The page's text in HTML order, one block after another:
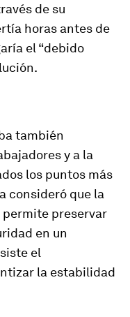
de su
horas antes de
el “debido
también
y a la
los puntos más
consideró que la
permite preservar
en un
el
la estabilidad